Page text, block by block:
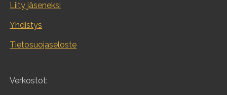
Liity jäseneksi
Yhdistys
Tietosuojaseloste
Verkostot: